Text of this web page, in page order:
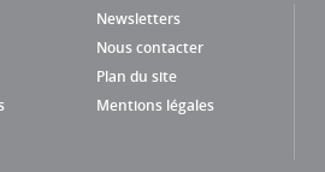
Newsletters
Nous contacter
Plan du site
Mentions légales